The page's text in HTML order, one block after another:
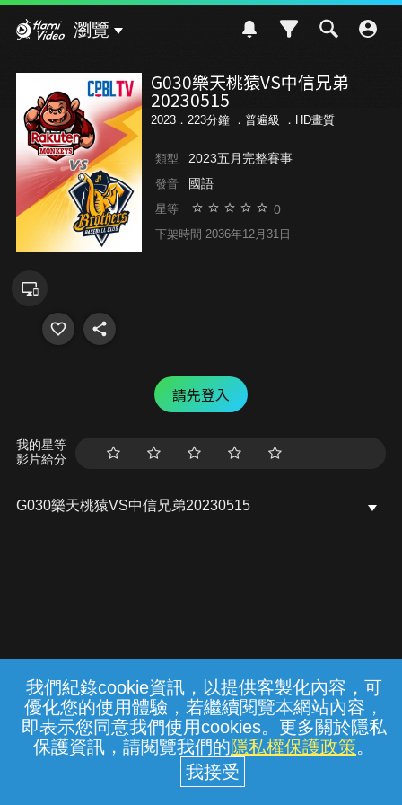
我們紀錄cookie資訊，以提供客製化內容，可
優化您的使用體驗，若繼續閱覽本網站內容，
即表示您同意我們使用cookies。更多關於隱私
保護資訊，請閱覽我們的隱私權保護政策。
瀏覽
G030樂天桃猿VS中信兄弟
20230515
2023．223分鐘 ． 普遍級 ．HD畫質
類型 2023五月完整賽事
發音 國語
星等 0
下架時間 2036年12月31日
請先登入
我的星等
影片給分
G030樂天桃猿VS中信兄弟20230515
常見問題 線上客服 服務條款 隱私權保護
中華電信股份有限公司個人家庭分公司
(統一編號：96979949) © 2026
{{notifyMsg}}